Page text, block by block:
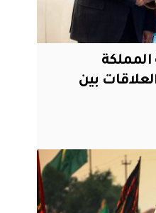
المملكة
بين